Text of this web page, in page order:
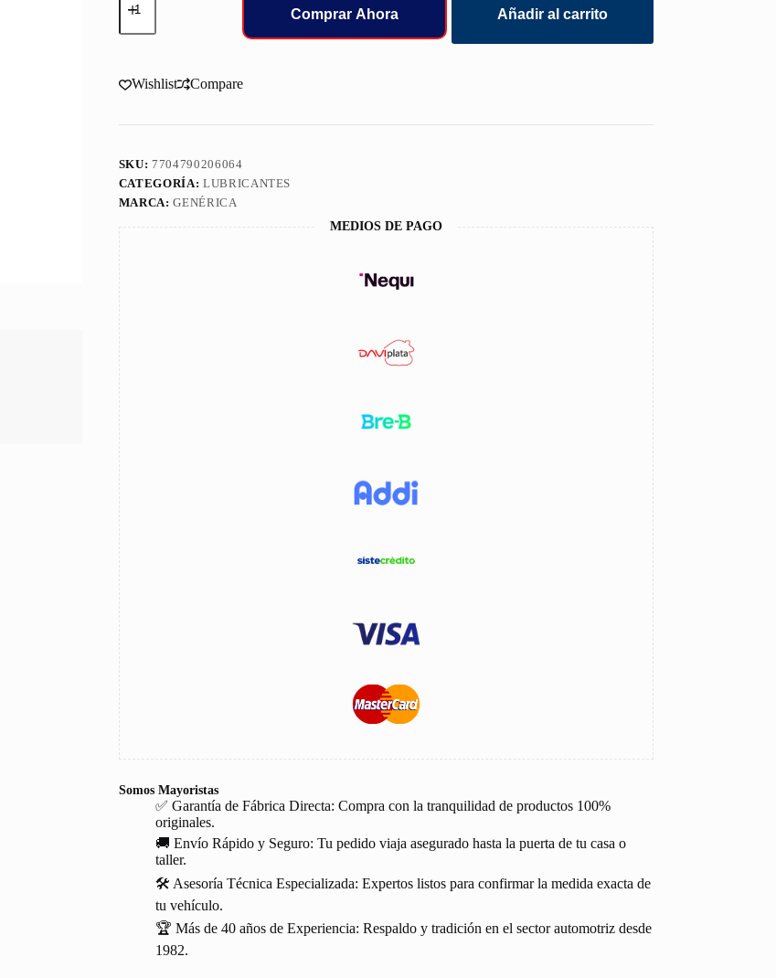
Mobil
Delvac
Sintet
Comprar Ahora Añadir al carrito
Wishlist Compare
SKU:7704790206064
CATEGORÍA: LUBRICANTES
MARCA:GENÉRICA
MEDIOS DE PAGO
Somos Mayoristas
✅ Garantía de Fábrica Directa: Compra con la tranquilidad de productos 100%
originales.
🚚 Envío Rápido y Seguro: Tu pedido viaja asegurado hasta la puerta de tu casa o
taller.
🛠️ Asesoría Técnica Especializada: Expertos listos para confirmar la medida exacta de
tu vehículo.
🏆 Más de 40 años de Experiencia: Respaldo y tradición en el sector automotriz desde
1982.